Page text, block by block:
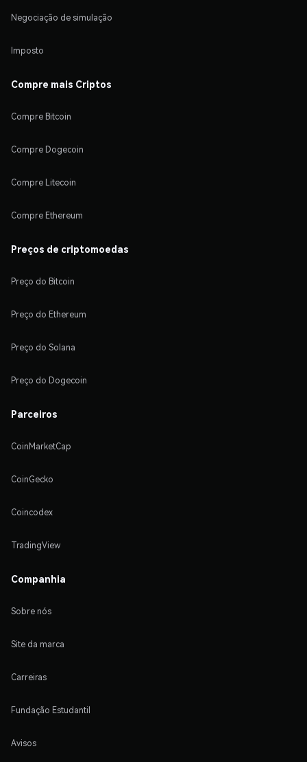
Negociação de simulação
Imposto
Compre mais Criptos
Compre Bitcoin
Compre Dogecoin
Compre Litecoin
Compre Ethereum
Preços de criptomoedas
Preço do Bitcoin
Preço do Ethereum
Preço do Solana
Preço do Dogecoin
Parceiros
CoinMarketCap
CoinGecko
Coincodex
TradingView
Companhia
Sobre nós
Site da marca
Carreiras
Fundação Estudantil
Avisos